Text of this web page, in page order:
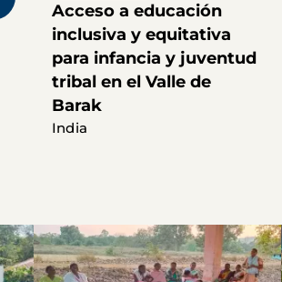
Acceso a educación
inclusiva y equitativa
para infancia y juventud
tribal en el Valle de
Barak
India